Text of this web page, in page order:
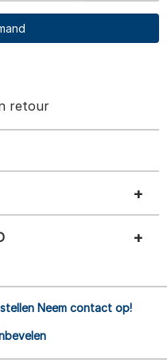
retour
Neem contact op!